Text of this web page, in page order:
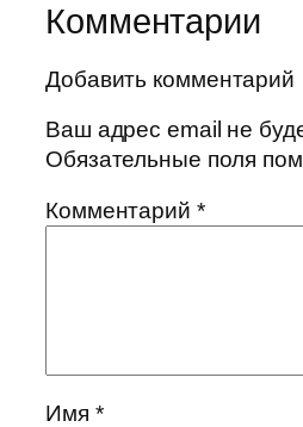
Комментарии
Добавить комментарий
Ваш адрес email не
Обязательные поля
Комментарий *
Имя *